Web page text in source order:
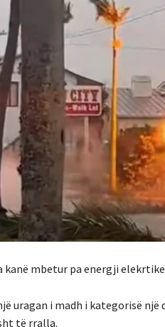
kanë mbetur pa energji
uragan i madh i kategorisë
të rralla.